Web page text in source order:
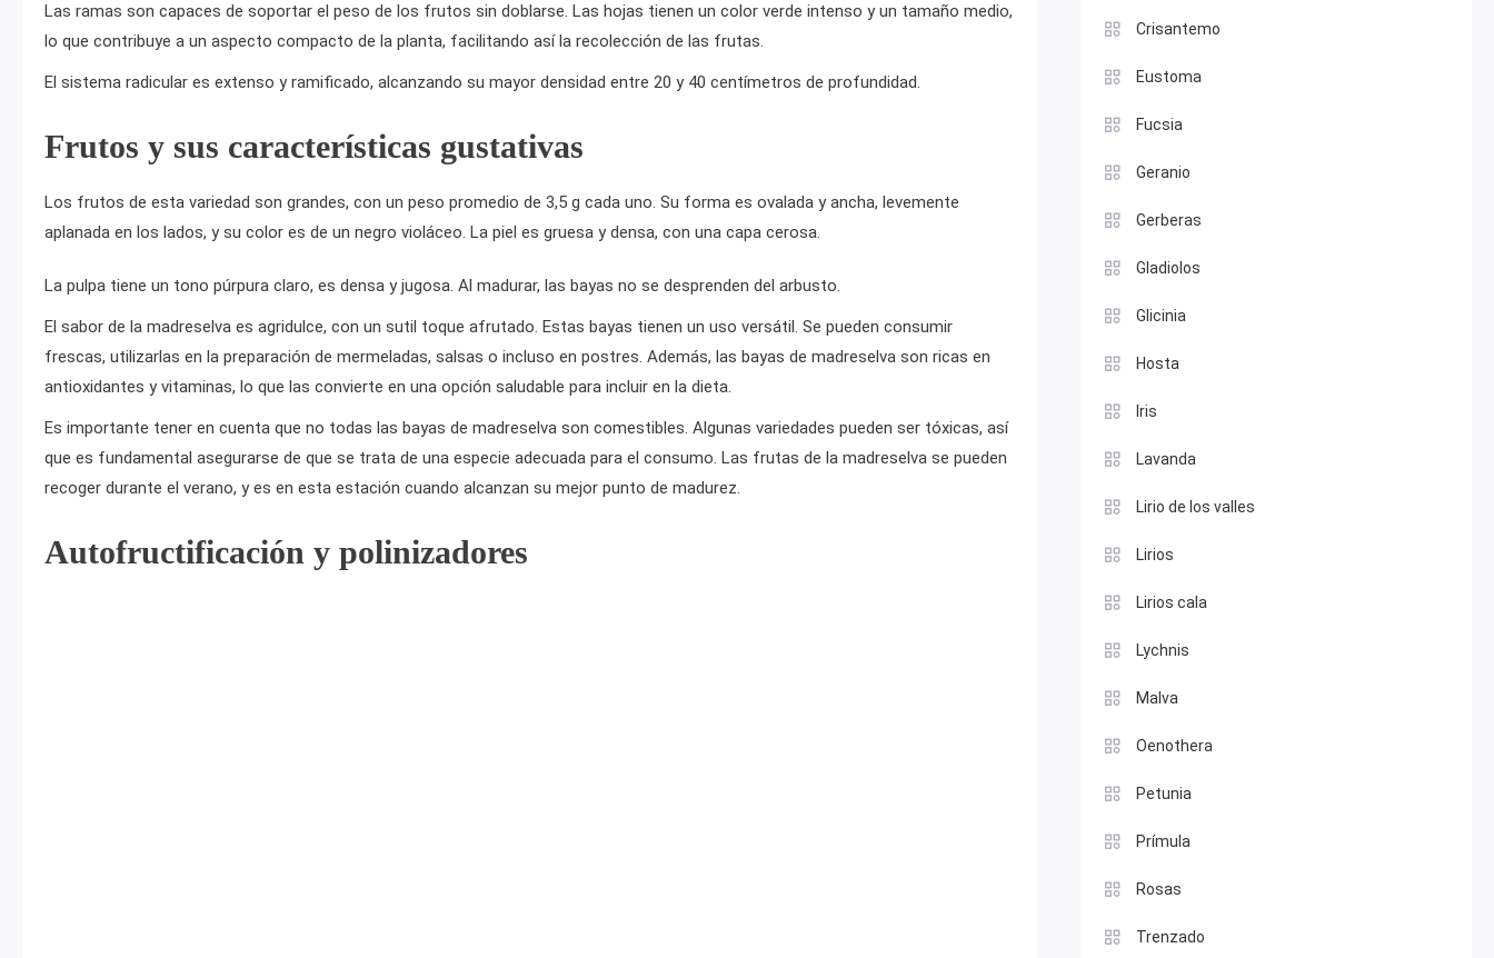
Las ramas son capaces de soportar el peso de los frutos sin doblarse. Las hojas tienen un color verde intenso y un tamaño medio,
lo que contribuye a un aspecto compacto de la planta, facilitando así la recolección de las frutas.
El sistema radicular es extenso y ramificado, alcanzando su mayor densidad entre 20 y 40 centímetros de profundidad.
Frutos y sus características gustativas
Los frutos de esta variedad son grandes, con un peso promedio de 3,5 g cada uno. Su forma es ovalada y ancha, levemente
aplanada en los lados, y su color es de un negro violáceo. La piel es gruesa y densa, con una capa cerosa.
La pulpa tiene un tono púrpura claro, es densa y jugosa. Al madurar, las bayas no se desprenden del arbusto.
El sabor de la madreselva es agridulce, con un sutil toque afrutado. Estas bayas tienen un uso versátil. Se pueden consumir
frescas, utilizarlas en la preparación de mermeladas, salsas o incluso en postres. Además, las bayas de madreselva son ricas en
antioxidantes y vitaminas, lo que las convierte en una opción saludable para incluir en la dieta.
Es importante tener en cuenta que no todas las bayas de madreselva son comestibles. Algunas variedades pueden ser tóxicas, así
que es fundamental asegurarse de que se trata de una especie adecuada para el consumo. Las frutas de la madreselva se pueden
recoger durante el verano, y es en esta estación cuando alcanzan su mejor punto de madurez.
Autofructificación y polinizadores
Crisantemo
Eustoma
Fucsia
Geranio
Gerberas
Gladiolos
Glicinia
Hosta
Iris
Lavanda
Lirio de los valles
Lirios
Lirios cala
Lychnis
Malva
Oenothera
Petunia
Prímula
Rosas
Trenzado